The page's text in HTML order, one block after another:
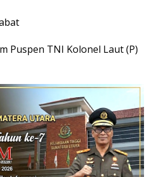
Puspen TNI Kolonel Laut (P)